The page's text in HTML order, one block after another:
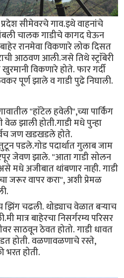
सीमेवरचे गाव.इथे वाहनांचे
चालक गाडीचे कागद घेऊन
रानमेवा विकणारे लोक दिसत
आठवण आली.जसे तिथे स्ट्राॅबेरी
विकणारे होते. फार गर्दी
पूर्ण झाले व गाडी पुढे निघाली.
"हाॅटेल हवेली",च्या पार्किंग
झाली होती.गाडी मधे पुन्हा
जण खडखडले होते.
पडले.गोड पदार्थात गुलाब जाम
जेवण झाले. "आता गाडी सोलन
मधे अजीबात थांबणार नाही. गाडी
जरूर वापर करा", अशी प्रेमळ
झिंग चढली. थोड्याच वेळात बऱ्याच
मात्र बाहेरचा निसर्गरम्य परिसर
साठवून ठेवत होतो. गाडी धावत
होती. वळणावळणाचे रस्ते,
होती.